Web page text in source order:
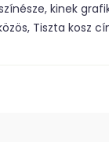
kinek
Tiszta kosz